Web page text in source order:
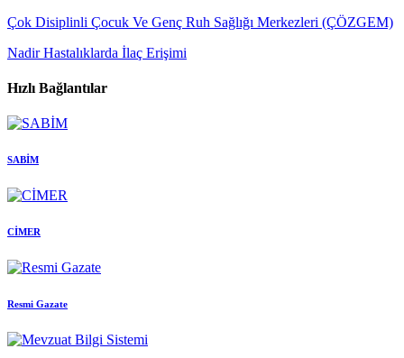
Çok Disiplinli Çocuk Ve Genç Ruh Sağlığı Merkezleri (ÇÖZGEM)
Nadir Hastalıklarda İlaç Erişimi
Hızlı Bağlantılar
SABİM
CİMER
Resmi Gazate